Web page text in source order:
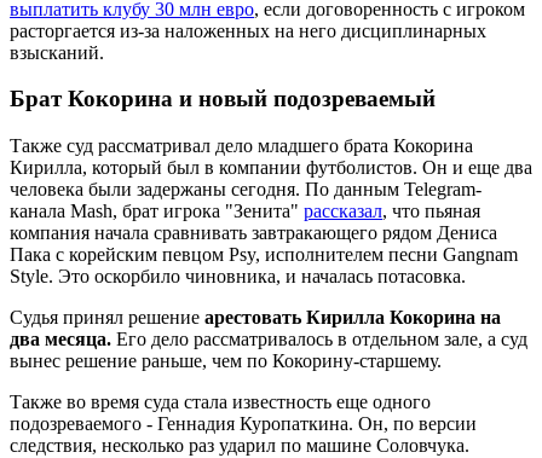
выплатить клубу 30 млн евро, если договоренность с игроком
расторгается из-за наложенных на него дисциплинарных
взысканий.
Брат Кокорина и новый подозреваемый
Также суд рассматривал дело младшего брата Кокорина
Кирилла, который был в компании футболистов. Он и еще два
человека были задержаны сегодня. По данным Telegram-
канала Mash, брат игрока "Зенита" рассказал, что пьяная
компания начала сравнивать завтракающего рядом Дениса
Пака с корейским певцом Psy, исполнителем песни Gangnam
Style. Это оскорбило чиновника, и началась потасовка.
Судья принял решение арестовать Кирилла Кокорина на
два месяца. Его дело рассматривалось в отдельном зале, а суд
вынес решение раньше, чем по Кокорину-старшему.
Также во время суда стала известность еще одного
подозреваемого - Геннадия Куропаткина. Он, по версии
следствия, несколько раз ударил по машине Соловчука.